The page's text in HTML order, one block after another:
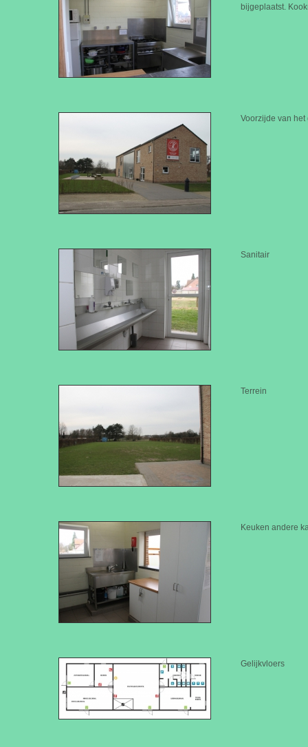
bijgeplaatst.
Voorzijde van het
Sanitair
Terrein
Keuken andere
Gelijkvloers